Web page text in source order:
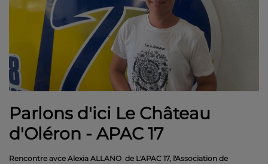
Parlons d'ici Le Château
d'Oléron - APAC 17
Rencontre avce Alexia ALLANO de L'APAC 17, l'Association de